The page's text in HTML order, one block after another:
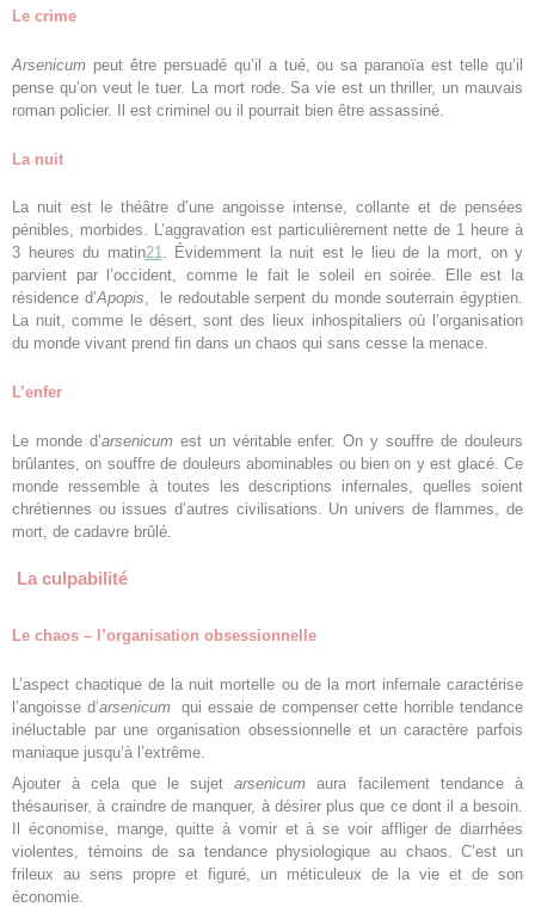
Le crime
Arsenicum peut être persuadé qu’il a tué, ou sa paranoïa est telle qu’il
pense qu’on veut le tuer. La mort rode. Sa vie est un thriller, un mauvais
roman policier. Il est criminel ou il pourrait bien être assassiné.
La nuit
La nuit est le théâtre d’une angoisse intense, collante et de pensées
pénibles, morbides. L’aggravation est particulièrement nette de 1 heure à
3 heures du matin21. Évidemment la nuit est le lieu de la mort, on y
parvient par l’occident, comme le fait le soleil en soirée. Elle est la
résidence d’Apopis, le redoutable serpent du monde souterrain égyptien.
La nuit, comme le désert, sont des lieux inhospitaliers où l’organisation
du monde vivant prend fin dans un chaos qui sans cesse la menace.
L’enfer
Le monde d’arsenicum est un véritable enfer. On y souffre de douleurs
brûlantes, on souffre de douleurs abominables ou bien on y est glacé. Ce
monde ressemble à toutes les descriptions infernales, quelles soient
chrétiennes ou issues d’autres civilisations. Un univers de flammes, de
mort, de cadavre brûlé.
La culpabilité
Le chaos – l’organisation obsessionnelle
L’aspect chaotique de la nuit mortelle ou de la mort infernale caractérise
l’angoisse d’arsenicum qui essaie de compenser cette horrible tendance
inéluctable par une organisation obsessionnelle et un caractère parfois
maniaque jusqu’à l’extrême.
Ajouter à cela que le sujetarsenicum aura facilement tendance à
thésauriser, à craindre de manquer, à désirer plus que ce dont il a besoin.
Il économise, mange, quitte à vomir et à se voir affliger de diarrhées
violentes, témoins de sa tendance physiologique au chaos. C’est un
frileux au sens propre et figuré, un méticuleux de la vie et de son
économie.